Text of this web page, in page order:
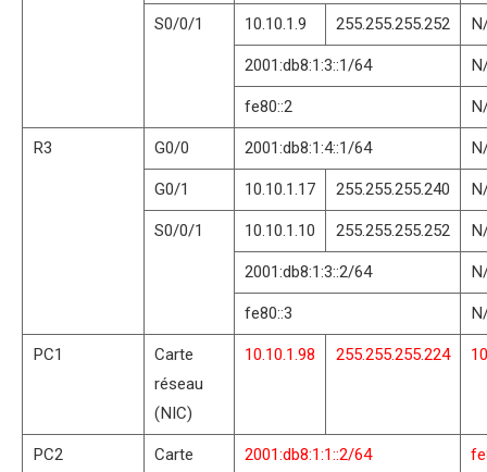
S0/0/1 10.10.1.9 255.255.255.252
2001:db8:1:3::1/64
fe80::2
R3 G0/0 2001:db8:1:4::1/64
G0/1 10.10.1.17 255.255.255.240
S0/0/1 10.10.1.10 255.255.255.252
2001:db8:1:3::2/64
fe80::3
PC1
Carte
réseau
(NIC)
10.10.1.98 255.255.255.224
PC2
Carte
2001:db8:1:1::2/64